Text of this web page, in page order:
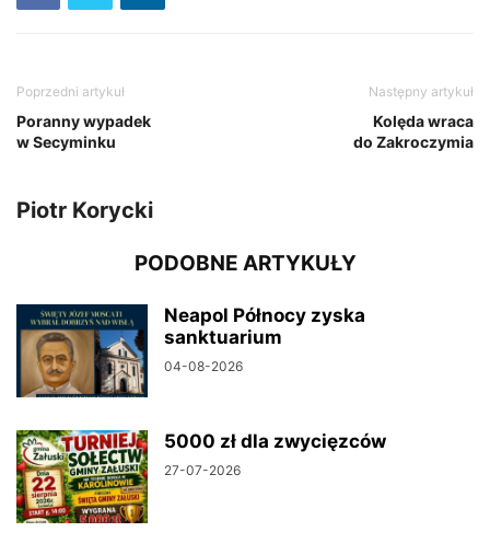
Poprzedni artykuł
Poranny wypadek
w Secyminku
Następny artykuł
Kolęda wraca
do Zakroczymia
Piotr Korycki
PODOBNE ARTYKUŁY
Neapol Północy zyska
sanktuarium
04-08-2026
5000 zł dla zwycięzców
27-07-2026